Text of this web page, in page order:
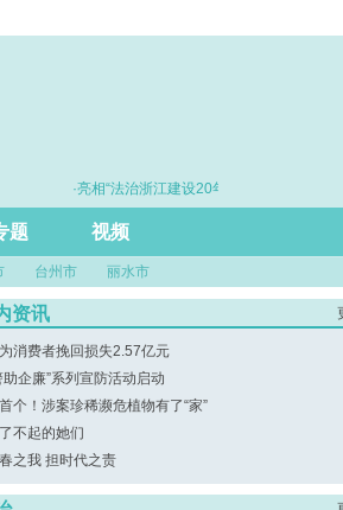
·亮相“法治浙江建设20年”主题展 浙江打造的这
题 视频
台州市 丽水市
资讯
消费者挽回损失2.57亿元
助企廉”系列宣防活动启动
个！涉案珍稀濒危植物有了“家”
不起的她们
之我 担时代之责